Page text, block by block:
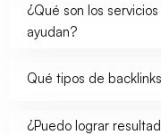
¿Qué son los
ayudan?
Qué tipos de
¿Puedo lograr